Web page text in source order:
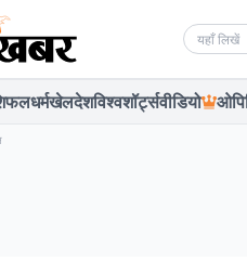
Search
धर्मखेलदेशविश्वशॉर्ट्सवीडियो